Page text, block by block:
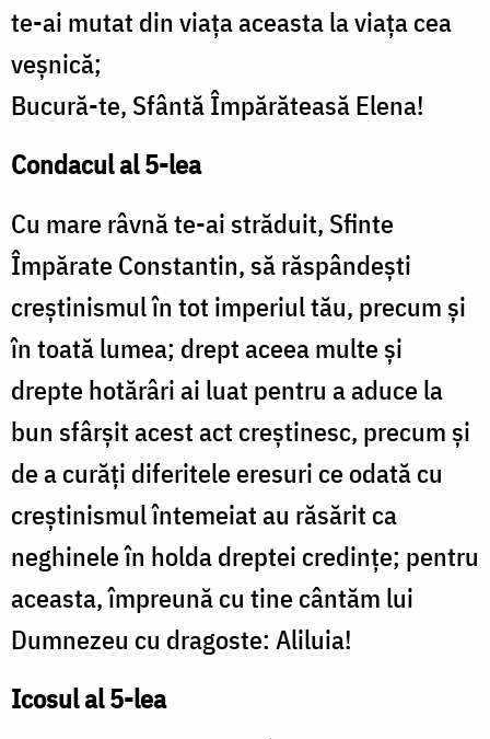
te-ai mutat din viaţa aceasta la viaţa cea
veşnică;
Bucură-te, Sfântă Împărăteasă Elena!
Condacul al 5-lea
Cu mare râvnă te-ai străduit, Sfinte
Împărate Constantin, să răspândeşti
creştinismul în tot imperiul tău, precum şi
în toată lumea; drept aceea multe şi
drepte hotărâri ai luat pentru a aduce la
bun sfârşit acest act creştinesc, precum şi
de a curăţi diferitele eresuri ce odată cu
creştinismul întemeiat au răsărit ca
neghinele în holda dreptei credinţe; pentru
aceasta, împreună cu tine cântăm lui
Dumnezeu cu dragoste: Aliluia!
Icosul al 5-lea